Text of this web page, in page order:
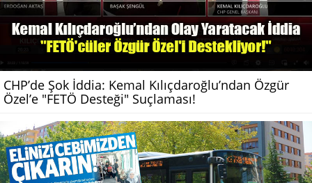
CHP’de Şok İddia: Kemal Kılıçdaroğlu’ndan Özgür
Özel’e "FETÖ Desteği" Suçlaması!